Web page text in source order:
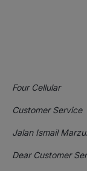
Four Cellular
Customer Service
Jalan Ismail
Dear Customer